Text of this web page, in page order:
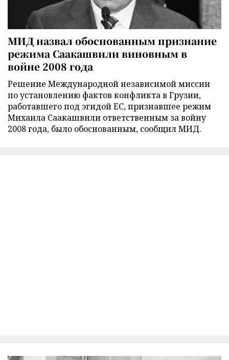
МИД назвал обоснованным признание
режима Саакашвили виновным в
войне 2008 года
Решение Международной независимой миссии
по установлению фактов конфликта в Грузии,
работавшего под эгидой ЕС, признавшее режим
Михаила Саакашвили ответственным за войну
2008 года, было обоснованным, сообщил МИД.